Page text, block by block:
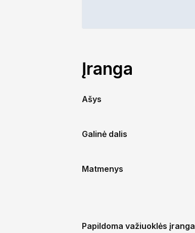
Įranga
Ašys
Galinė dalis
Matmenys
Papildoma važiuoklės įranga